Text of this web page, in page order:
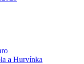
a Hurvínka